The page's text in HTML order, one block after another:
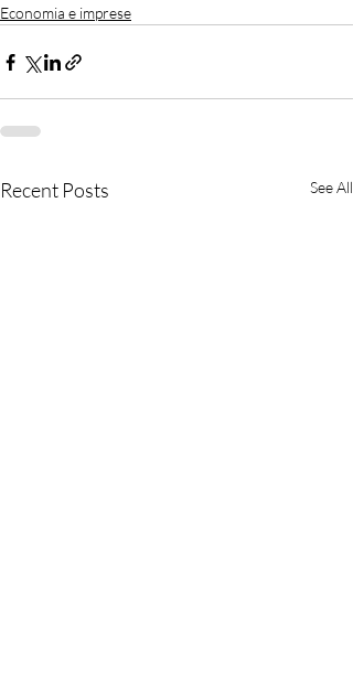
Economia e imprese
Recent Posts See All